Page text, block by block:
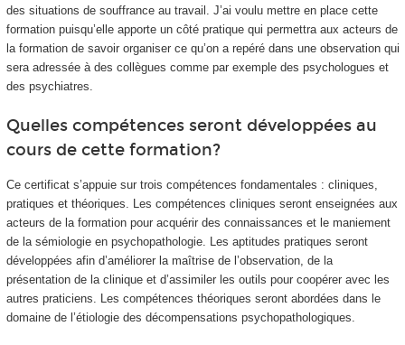
des situations de souffrance au travail. J’ai voulu mettre en place cette
formation puisqu’elle apporte un côté pratique qui permettra aux acteurs de
la formation de savoir organiser ce qu’on a repéré dans une observation qui
sera adressée à des collègues comme par exemple des psychologues et
des psychiatres.
Quelles compétences seront développées au
cours de cette formation?
Ce certificat s’appuie sur trois compétences fondamentales : cliniques,
pratiques et théoriques. Les compétences cliniques seront enseignées aux
acteurs de la formation pour acquérir des connaissances et le maniement
de la sémiologie en psychopathologie. Les aptitudes pratiques seront
développées afin d’améliorer la maîtrise de l’observation, de la
présentation de la clinique et d’assimiler les outils pour coopérer avec les
autres praticiens. Les compétences théoriques seront abordées dans le
domaine de l’étiologie des décompensations psychopathologiques.